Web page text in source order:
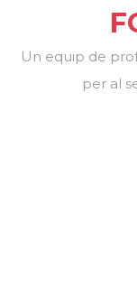
Un equip de
per al